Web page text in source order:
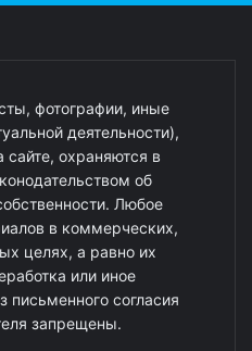
фотографии, иные
деятельности),
сайте, охраняются в
об
Любое
в коммерческих,
целях, а равно их
или иное
письменного согласия
запрещены.